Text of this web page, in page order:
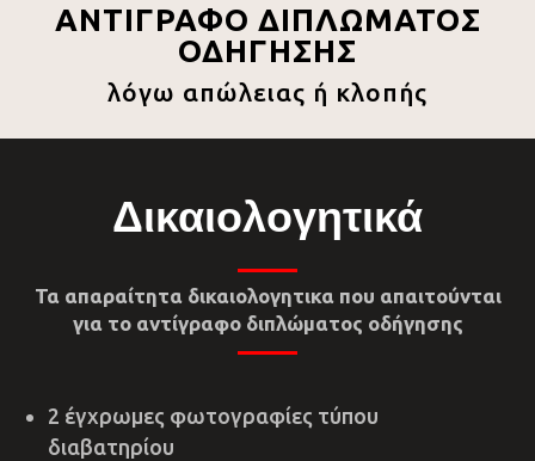
ΑΝΤΙΓΡΑΦΟ ΔΙΠΛΩΜΑΤΟΣ
ΟΔΗΓΗΣΗΣ
λόγω απώλειας ή κλοπής
Δικαιολογητικά
Τα απαραίτητα δικαιολογητικα που απαιτούνται
για το αντίγραφο διπλώματος οδήγησης
2 έγχρωμες φωτογραφίες τύπου
διαβατηρίου